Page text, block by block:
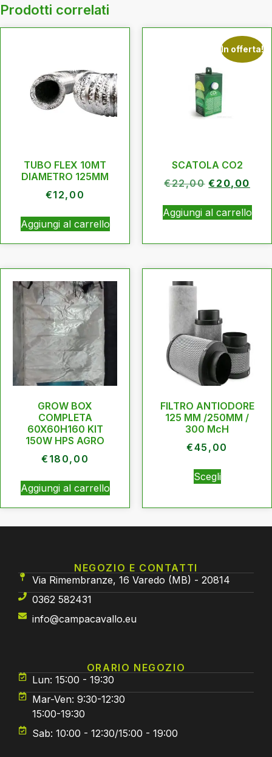
Prodotti correlati
TUBO FLEX 10MT
DIAMETRO 125MM
€12,00
Aggiungi al carrello
In offerta!
SCATOLA CO2
€22,00 € 20,00
Aggiungi al carrello
GROW BOX
COMPLETA
60X60H160 KIT
150W HPS AGRO
€ 180,00
Aggiungi al carrello
FILTRO ANTIODORE
125 MM /250MM /
300 McH
€45,00
Scegli
NEGOZIO E CONTATTI
Via Rimembranze, 16 Varedo (MB) - 20814
0362 582431
info@campacavallo.eu
ORARIO NEGOZIO
Lun: 15:00 - 19:30
Mar-Ven: 9:30-12:30
15:00-19:30
Sab: 10:00 - 12:30/15:00 - 19:00